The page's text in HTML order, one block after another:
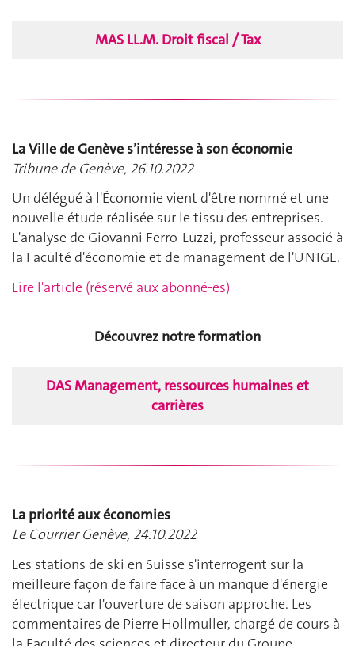
MAS LL.M. Droit fiscal / Tax
La Ville de Genève s’intéresse à son économie
Tribune de Genève, 26.10.2022
Un délégué à l'Économie vient d'être nommé et une
nouvelle étude réalisée sur le tissu des entreprises.
L'analyse de Giovanni Ferro-Luzzi, professeur associé à
la Faculté d'économie et de management de l'UNIGE.
Lire l'article (réservé aux abonné-es)
Découvrez notre formation
DAS Management, ressources humaines et
carrières
La priorité aux économies
Le Courrier Genève, 24.10.2022
Les stations de ski en Suisse s'interrogent sur la
meilleure façon de faire face à un manque d'énergie
électrique car l'ouverture de saison approche. Les
commentaires de Pierre Hollmuller, chargé de cours à